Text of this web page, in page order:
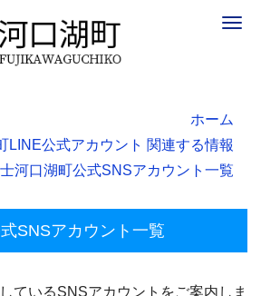
ホーム
LINE公式アカウント 関連する情報
河口湖町公式SNSアカウント一覧
SNSアカウント一覧
ているSNSアカウントをご案内しま